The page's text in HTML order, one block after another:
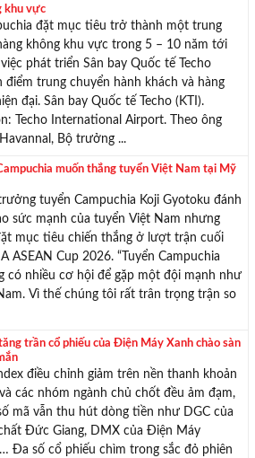
VẤN MIỄN PHÍ
nhà và 50 sales thân thiện, nhiệt tình,
giúp bạn tìm được BĐS ưng ý!
khu vực
đặt mục tiêu trở thành một trung
không khu vực trong 5 – 10 năm tới
việc phát triển Sân bay Quốc tế Techo
điểm trung chuyển hành khách và hàng
đại. Sân bay Quốc tế Techo (KTI).
Techo International Airport. Theo ông
Bộ trưởng ...
muốn thắng tuyển Việt Nam tại Mỹ
tuyển Campuchia Koji Gyotoku đánh
sức mạnh của tuyển Việt Nam nhưng
mục tiêu chiến thắng ở lượt trận cuối
ASEAN Cup 2026. “Tuyển Campuchia
có nhiều cơ hội để gặp một đội mạnh như
Vì thế chúng tôi rất trân trọng trận so
trần cổ phiếu của Điện Máy Xanh chào sàn
điều chỉnh giảm trên nền thanh khoản
các nhóm ngành chủ chốt đều ảm đạm,
mã vẫn thu hút dòng tiền như DGC của
Đức Giang, DMX của Điện Máy
Đa số cổ phiếu chìm trong sắc đỏ phiên